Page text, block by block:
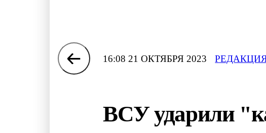
16:08 21 ОКТЯБРЯ 2023
ВСУ ударили